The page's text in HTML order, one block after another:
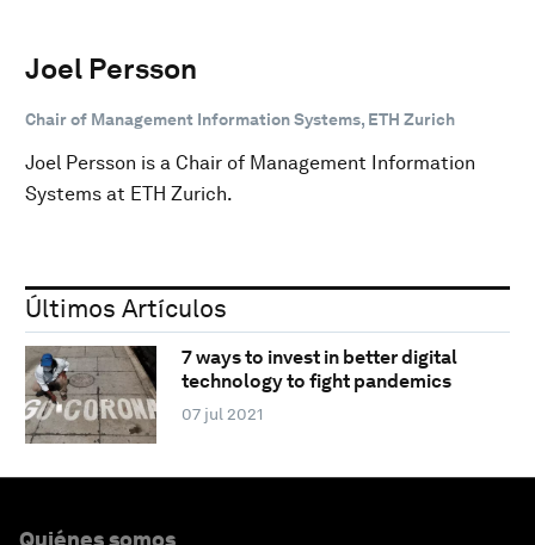
Joel Persson
Chair of Management Information Systems, ETH Zurich
Joel Persson is a Chair of Management Information
Systems at ETH Zurich.
Últimos Artículos
7 ways to invest in better digital
technology to fight pandemics
07 jul 2021
Quiénes somos